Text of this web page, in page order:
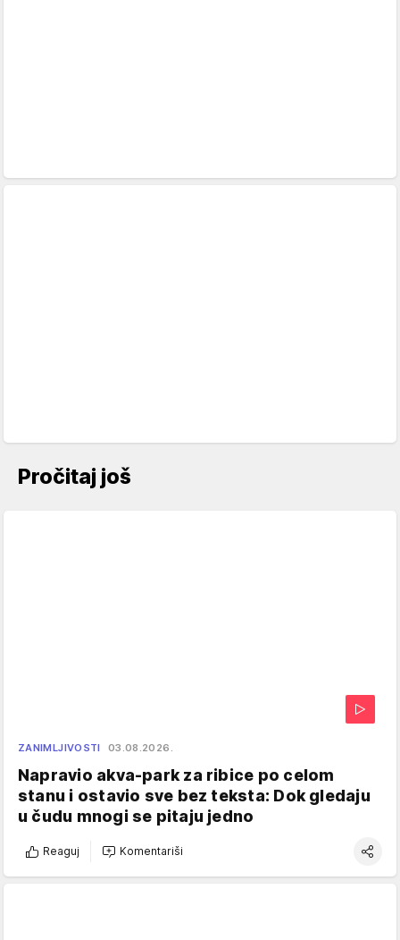
Pročitaj još
ZANIMLJIVOSTI 03.08.2026.
Napravio akva-park za ribice po celom
stanu i ostavio sve bez teksta: Dok gledaju
u čudu mnogi se pitaju jedno
Reaguj Komentariši